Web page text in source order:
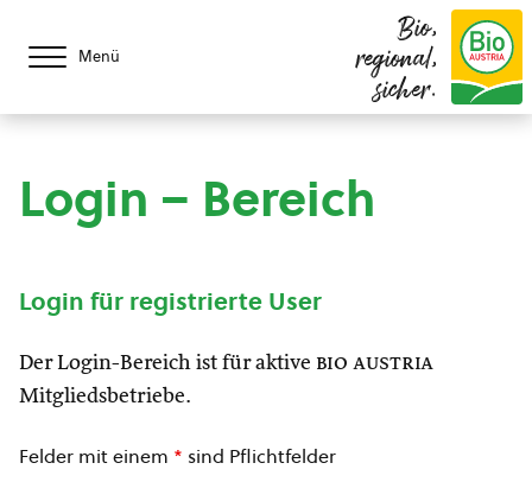
Menü
Bio,
regional,
sicher.
Login – Bereich
Login für registrierte User
Der Login-Bereich ist für aktive bio austria
Mitgliedsbetriebe.
Felder mit einem * sind Pflichtfelder